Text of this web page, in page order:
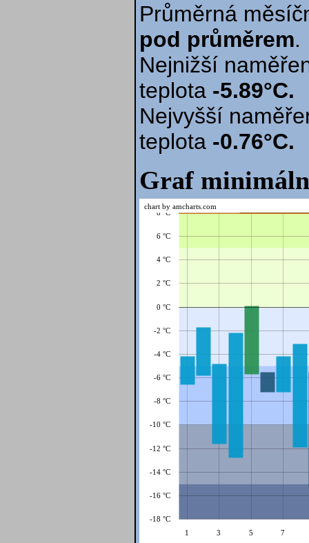
Průměrná
pod průměrem.
Nejnižší
teplota -5.89°C.
Nejvyšší
teplota -0.76°C.
Graf
1 3 5 7
-18 °C
-16 °C
-14 °C
-12 °C
-10 °C
-8 °C
-6 °C
-4 °C
-2 °C
0 °C
2 °C
4 °C
6 °C
8 °C
chart by amcharts.com